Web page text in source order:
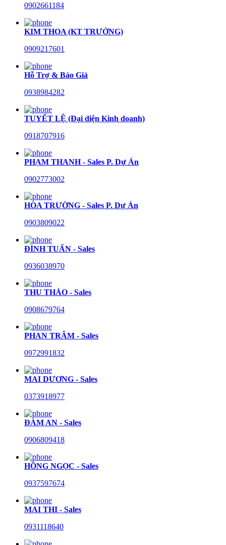
0902661184
KIM THOA (KT TRƯỞNG)
0909217601
Hỗ Trợ & Báo Giá
0938984282
TUYẾT LỆ (Đại diện Kinh doanh)
0918707916
PHẠM THANH - Sales P. Dự Án
0902773002
HÒA TRƯỜNG - Sales P. Dự Án
0903809022
ĐÌNH TUẤN - Sales
0936038970
THU THẢO - Sales
0908679764
PHAN TRÂM - Sales
0972991832
MAI DƯƠNG - Sales
0373918977
ĐÀM AN - Sales
0906809418
HỒNG NGỌC - Sales
0937597674
MAI THI - Sales
0931118640